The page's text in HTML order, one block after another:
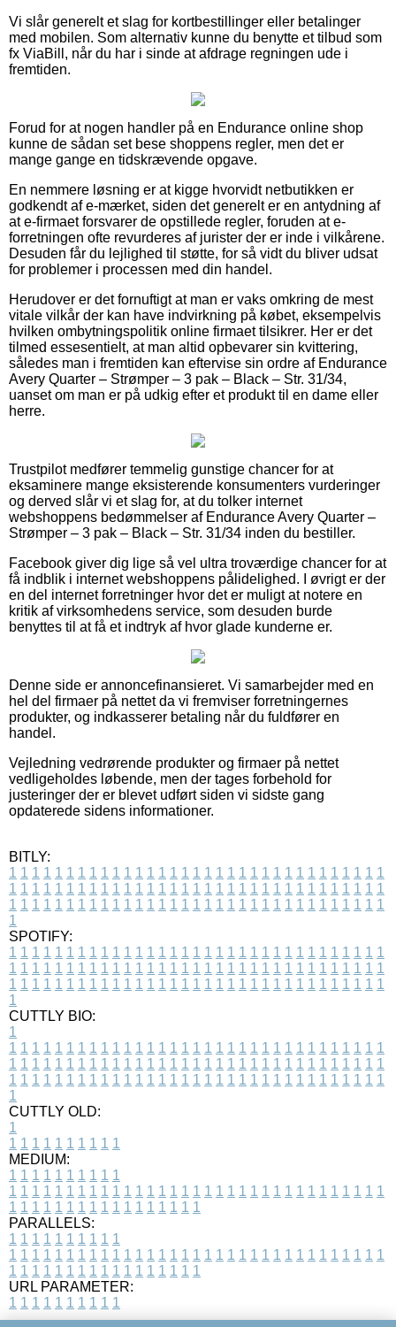
Vi slår generelt et slag for kortbestillinger eller betalinger
med mobilen. Som alternativ kunne du benytte et tilbud som
fx ViaBill, når du har i sinde at afdrage regningen ude i
fremtiden.
Forud for at nogen handler på en Endurance online shop
kunne de sådan set bese shoppens regler, men det er
mange gange en tidskrævende opgave.
En nemmere løsning er at kigge hvorvidt netbutikken er
godkendt af e-mærket, siden det generelt er en antydning af
at e-firmaet forsvarer de opstillede regler, foruden at e-
forretningen ofte revurderes af jurister der er inde i vilkårene.
Desuden får du lejlighed til støtte, for så vidt du bliver udsat
for problemer i processen med din handel.
Herudover er det fornuftigt at man er vaks omkring de mest
vitale vilkår der kan have indvirkning på købet, eksempelvis
hvilken ombytningspolitik online firmaet tilsikrer. Her er det
tilmed essesentielt, at man altid opbevarer sin kvittering,
således man i fremtiden kan eftervise sin ordre af Endurance
Avery Quarter – Strømper – 3 pak – Black – Str. 31/34,
uanset om man er på udkig efter et produkt til en dame eller
herre.
Trustpilot medfører temmelig gunstige chancer for at
eksaminere mange eksisterende konsumenters vurderinger
og derved slår vi et slag for, at du tolker internet
webshoppens bedømmelser af Endurance Avery Quarter –
Strømper – 3 pak – Black – Str. 31/34 inden du bestiller.
Facebook giver dig lige så vel ultra troværdige chancer for at
få indblik i internet webshoppens pålidelighed. I øvrigt er der
en del internet forretninger hvor det er muligt at notere en
kritik af virksomhedens service, som desuden burde
benyttes til at få et indtryk af hvor glade kunderne er.
Denne side er annoncefinansieret. Vi samarbejder med en
hel del firmaer på nettet da vi fremviser forretningernes
produkter, og indkasserer betaling når du fuldfører en
handel.
Vejledning vedrørende produkter og firmaer på nettet
vedligeholdes løbende, men der tages forbehold for
justeringer der er blevet udført siden vi sidste gang
opdaterede sidens informationer.
BITLY:
1 1 1 1 1 1 1 1 1 1 1 1 1 1 1 1 1 1 1 1 1 1 1 1 1 1 1 1 1 1 1 1 1
1 1 1 1 1 1 1 1 1 1 1 1 1 1 1 1 1 1 1 1 1 1 1 1 1 1 1 1 1 1 1 1 1
1 1 1 1 1 1 1 1 1 1 1 1 1 1 1 1 1 1 1 1 1 1 1 1 1 1 1 1 1 1 1 1 1
1
SPOTIFY:
1 1 1 1 1 1 1 1 1 1 1 1 1 1 1 1 1 1 1 1 1 1 1 1 1 1 1 1 1 1 1 1 1
1 1 1 1 1 1 1 1 1 1 1 1 1 1 1 1 1 1 1 1 1 1 1 1 1 1 1 1 1 1 1 1 1
1 1 1 1 1 1 1 1 1 1 1 1 1 1 1 1 1 1 1 1 1 1 1 1 1 1 1 1 1 1 1 1 1
1
CUTTLY BIO:
1
1 1 1 1 1 1 1 1 1 1 1 1 1 1 1 1 1 1 1 1 1 1 1 1 1 1 1 1 1 1 1 1 1
1 1 1 1 1 1 1 1 1 1 1 1 1 1 1 1 1 1 1 1 1 1 1 1 1 1 1 1 1 1 1 1 1
1 1 1 1 1 1 1 1 1 1 1 1 1 1 1 1 1 1 1 1 1 1 1 1 1 1 1 1 1 1 1 1 1
1
CUTTLY OLD:
1
1 1 1 1 1 1 1 1 1 1
MEDIUM:
1 1 1 1 1 1 1 1 1 1
1 1 1 1 1 1 1 1 1 1 1 1 1 1 1 1 1 1 1 1 1 1 1 1 1 1 1 1 1 1 1 1 1
1 1 1 1 1 1 1 1 1 1 1 1 1 1 1 1 1
PARALLELS:
1 1 1 1 1 1 1 1 1 1
1 1 1 1 1 1 1 1 1 1 1 1 1 1 1 1 1 1 1 1 1 1 1 1 1 1 1 1 1 1 1 1 1
1 1 1 1 1 1 1 1 1 1 1 1 1 1 1 1 1
URL PARAMETER:
1 1 1 1 1 1 1 1 1 1